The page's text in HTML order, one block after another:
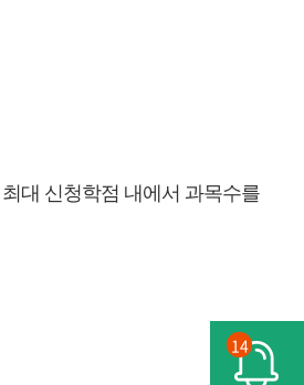
14
대 신청학점 내에서 과목수를